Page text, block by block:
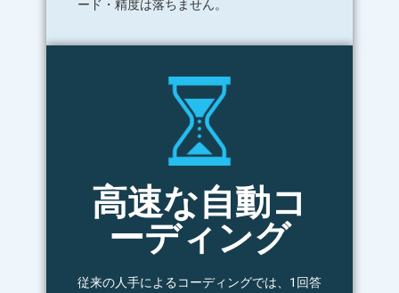
ード・精度は落ちません。
高速な自動コ
ーディング
従来の人手によるコーディングでは、1回答